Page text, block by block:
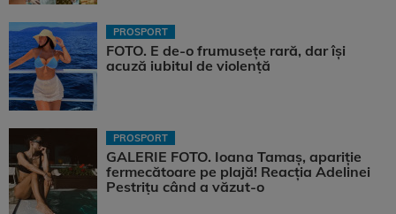
PROSPORT
FOTO. E de-o frumusețe rară, dar își
acuză iubitul de violență
PROSPORT
GALERIE FOTO. Ioana Tamaş, apariție
fermecătoare pe plajă! Reacția Adelinei
Pestrițu când a văzut-o